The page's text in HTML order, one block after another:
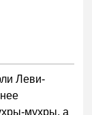
Леви-
мухры, а